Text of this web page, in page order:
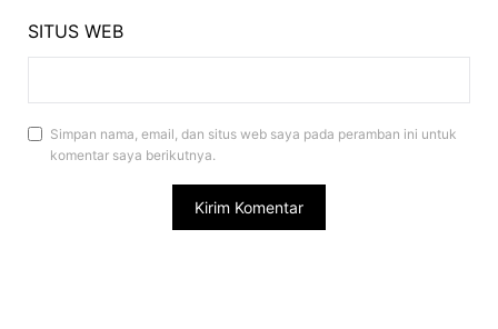
SITUS WEB
Simpan nama, email, dan situs web saya pada peramban ini untuk
komentar saya berikutnya.